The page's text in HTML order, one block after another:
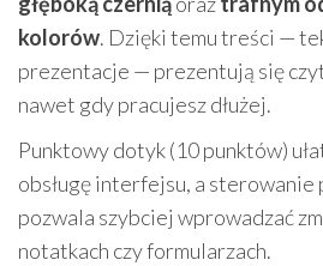
kolorów. Dzięki temu treści —
prezentacje — prezentują się
nawet gdy pracujesz dłużej.
Punktowy dotyk (10 punktów)
obsługę interfejsu, a sterowanie
pozwala szybciej wprowadzać
notatkach czy formularzach.